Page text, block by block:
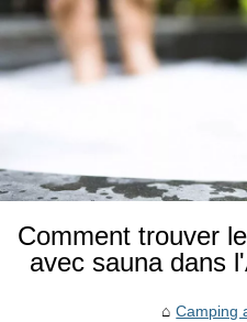
Comment trouver
avec sauna dans
Camping